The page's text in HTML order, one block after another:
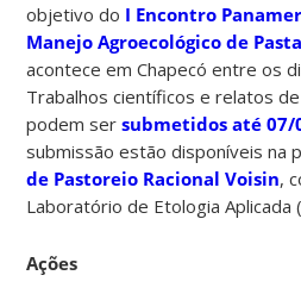
objetivo do I Encontro
Manejo Agroecológico de
acontece em Chapecó entre os
Trabalhos científicos e relatos
podem sersubmetidos até
submissão estão disponíveis na
de Pastoreio Racional Voisin,
Laboratório de Etologia Aplicada
Ações